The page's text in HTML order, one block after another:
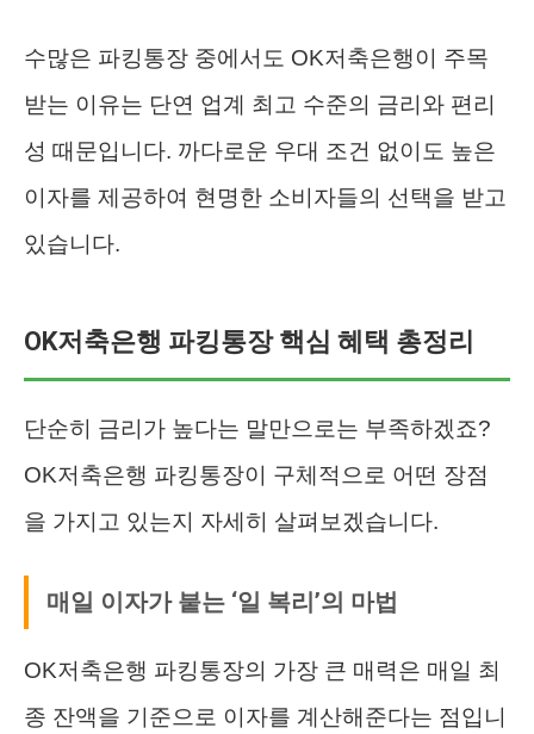
수많은 파킹통장 중에서도 OK저축은행이 주목
받는 이유는 단연 업계 최고 수준의 금리와 편리
성 때문입니다. 까다로운 우대 조건 없이도 높은
이자를 제공하여 현명한 소비자들의 선택을 받고
있습니다.
OK저축은행 파킹통장 핵심 혜택 총정리
단순히 금리가 높다는 말만으로는 부족하겠죠?
OK저축은행 파킹통장이 구체적으로 어떤 장점
을 가지고 있는지 자세히 살펴보겠습니다.
매일 이자가 붙는 ‘일 복리’의 마법
OK저축은행 파킹통장의 가장 큰 매력은 매일 최
종 잔액을 기준으로 이자를 계산해준다는 점입니